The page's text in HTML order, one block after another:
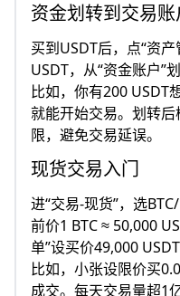
资金划转到交易账
买到USDT后，点“资
USDT，从“资金账户”
比如，你有200 USDT
就能开始交易。划转
限，避免交易延误。​
现货交易入门
进“交易-现货”，选
前价1 BTC ≈ 50,000
单”设买价49,000
比如，小张设限价买
成交。每天交易量超1